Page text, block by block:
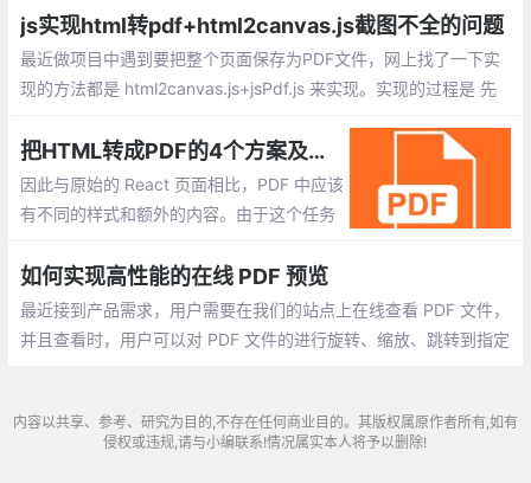
解析。
js实现html转pdf+html2canvas.js截图不全的问题
最近做项目中遇到要把整个页面保存为PDF文件，网上找了一下实
现的方法都是 html2canvas.js+jsPdf.js 来实现。实现的过程是 先
pdf。
把HTML转成PDF的4个方案及实现
因此与原始的 React 页面相比，PDF 中应该
有不同的样式和额外的内容。由于这个任务
以我们先探讨了可能的实现方法。我们找到
了 3 个主要解决方案。这篇博文将指导你了
解它们的可能性并最终实施。
如何实现高性能的在线 PDF 预览
最近接到产品需求，用户需要在我们的站点上在线查看 PDF 文件，
并且查看时，用户可以对 PDF 文件的进行旋转、缩放、跳转到指定
内容以共享、参考、研究为目的,不存在任何商业目的。其版权属原作者所有,如有
侵权或违规,请与小编联系!情况属实本人将予以删除!